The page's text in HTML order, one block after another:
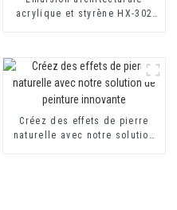
acrylique et styrène HX-302
Créez des effets de pierre
naturelle avec notre solution